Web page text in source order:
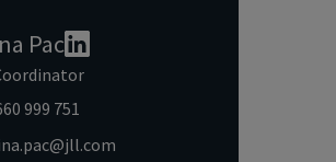
Pac
999 751